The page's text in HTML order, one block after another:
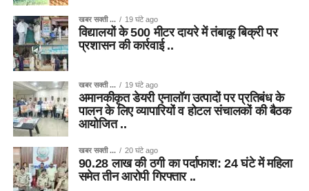
खबर सक्ती ... 19 घंटे ago
विद्यालयों के 500 मीटर दायरे में तंबाकू बिक्री पर
प्रशासन की कार्रवाई ..
खबर सक्ती ... 19 घंटे ago
अमानकीकृत डेयरी एनालॉग उत्पादों पर प्रतिबंध के
पालन के लिए व्यापारियों व होटल संचालकों की बैठक
आयोजित ..
खबर सक्ती ... 20 घंटे ago
90.28 लाख की ठगी का पर्दाफाश: 24 घंटे में महिला
समेत तीन आरोपी गिरफ्तार ..